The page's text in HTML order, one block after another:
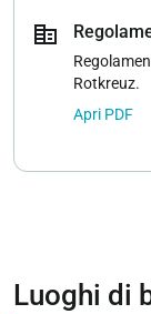
corporate_fare
Rotkreuz.
Apri PDF
Luoghi di